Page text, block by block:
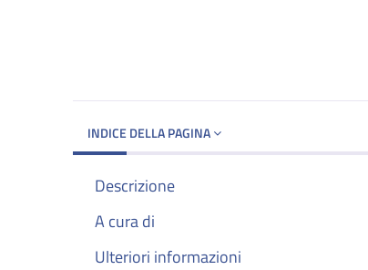
INDICE DELLA PAGINA
Descrizione
A cura di
Ulteriori informazioni